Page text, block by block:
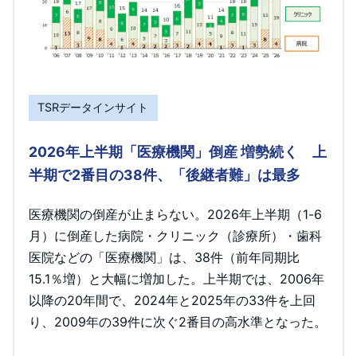
TSRデータインサイト
2026年上半期「医療機関」倒産 増勢続く 上
半期で2番目の38件、「後継者難」は最多
医療機関の倒産が止まらない。2026年上半期（1-6
月）に倒産した病院・クリニック（診療所）・歯科
医院などの「医療機関」は、38件（前年同期比
15.1％増）と大幅に増加した。上半期では、2006年
以降の20年間で、2024年と2025年の33件を上回
り、2009年の39件に次ぐ2番目の高水準となった。